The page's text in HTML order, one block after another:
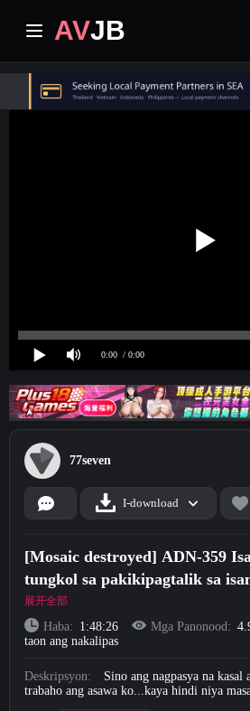
AVJB
Home
Sentro ng Gawain
Short Videos
Mag-upload
Mag-login
0:00 / 0:00
77seven
I-download
[Mosaic destroyed] ADN-359
tungkol sa pakikipagtalik sa
asawang malaki ang dibdib na
city hall. Kana Kusakabe
展开全部
Haba: 1:48:26 Mga Panonood:
taon ang nakalipas
Deskripsyon:
Sino ang nagpasya na kasal
trabaho ang asawa ko...kaya hindi niya